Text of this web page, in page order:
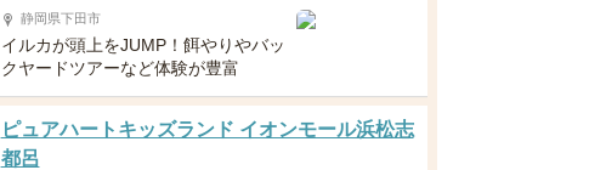
静岡県下田市
イルカが頭上をJUMP！餌やりやバッ
クヤードツアーなど体験が豊富
ピュアハートキッズランド イオンモール浜松志
都呂